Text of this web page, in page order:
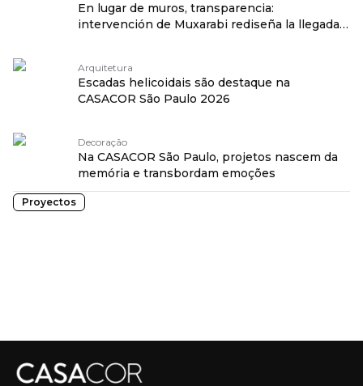
En lugar de muros, transparencia:
intervención de Muxarabi rediseña la llegada a
Arquitetura
Escadas helicoidais são destaque na
CASACOR São Paulo 2026
Decoração
Na CASACOR São Paulo, projetos nascem da
memória e transbordam emoções
Proyectos